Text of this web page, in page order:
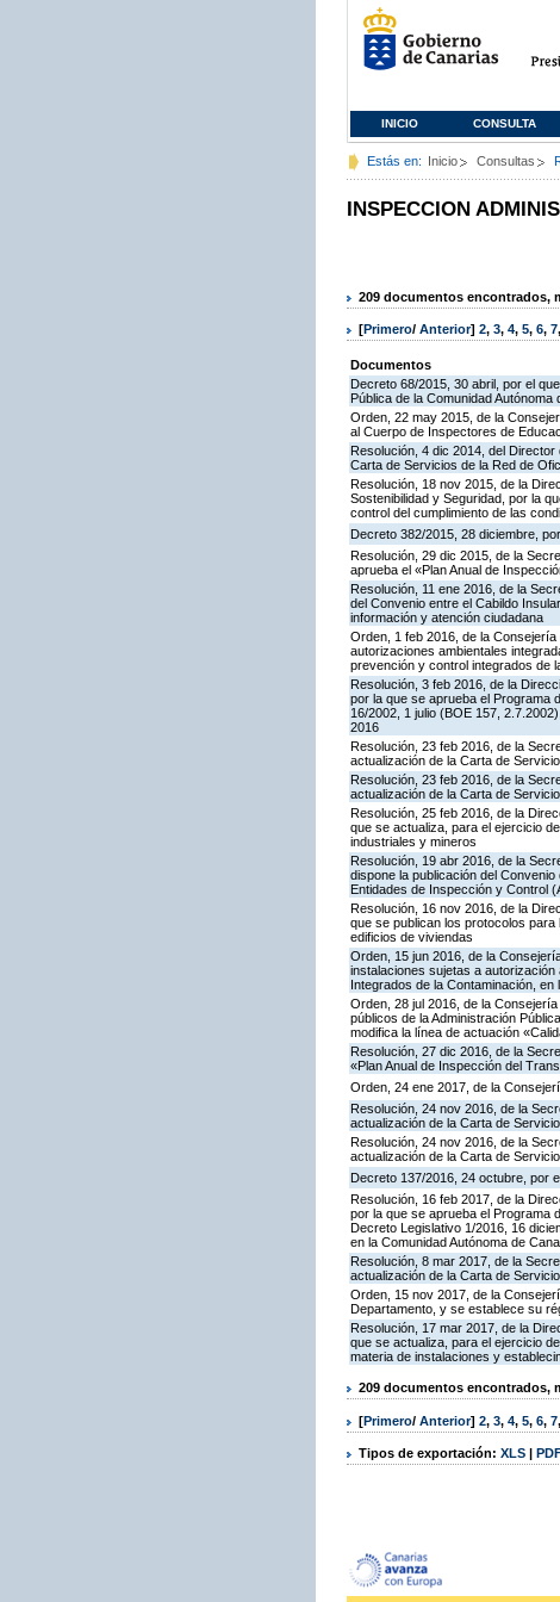
INICIO CONSULTA
Estás en: Inicio Consultas
INSPECCION
209 documentos encontrados,
[Primero/ Anterior] 2, 3, 4, 5, 6, 7,
Documentos
Decreto 68/2015, 30 abril, por el
Pública de la Comunidad Autónoma
Orden, 22 may 2015, de la
al Cuerpo de Inspectores de
Resolución, 4 dic 2014, del
Carta de Servicios de la Red de
Resolución, 18 nov 2015, de la
Sostenibilidad y Seguridad, por la
control del cumplimiento de las
Decreto 382/2015, 28 diciembre,
Resolución, 29 dic 2015, de la
aprueba el «Plan Anual de
Resolución, 11 ene 2016, de la
del Convenio entre el Cabildo
información y atención ciudadana
Orden, 1 feb 2016, de la
autorizaciones ambientales
prevención y control integrados de
Resolución, 3 feb 2016, de la
por la que se aprueba el Programa
16/2002, 1 julio (BOE 157,
2016
Resolución, 23 feb 2016, de la
actualización de la Carta de
Resolución, 23 feb 2016, de la
actualización de la Carta de
Resolución, 25 feb 2016, de la
que se actualiza, para el ejercicio
industriales y mineros
Resolución, 19 abr 2016, de la
dispone la publicación del
Entidades de Inspección y Control
Resolución, 16 nov 2016, de la
que se publican los protocolos
edificios de viviendas
Orden, 15 jun 2016, de la
instalaciones sujetas a autorización
Integrados de la Contaminación,
Orden, 28 jul 2016, de la
públicos de la Administración
modifica la línea de actuación
Resolución, 27 dic 2016, de la
«Plan Anual de Inspección del
Orden, 24 ene 2017, de la
Resolución, 24 nov 2016, de la
actualización de la Carta de
Resolución, 24 nov 2016, de la
actualización de la Carta de
Decreto 137/2016, 24 octubre, por
Resolución, 16 feb 2017, de la
por la que se aprueba el Programa
Decreto Legislativo 1/2016, 16
en la Comunidad Autónoma de
Resolución, 8 mar 2017, de la
actualización de la Carta de
Orden, 15 nov 2017, de la
Departamento, y se establece su
Resolución, 17 mar 2017, de la
que se actualiza, para el ejercicio
materia de instalaciones y
209 documentos encontrados,
[Primero/ Anterior] 2, 3, 4, 5, 6, 7,
Tipos de exportación: XLS |